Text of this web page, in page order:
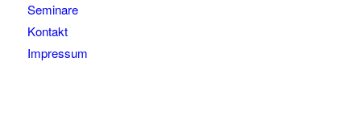
Seminare
Kontakt
Impressum